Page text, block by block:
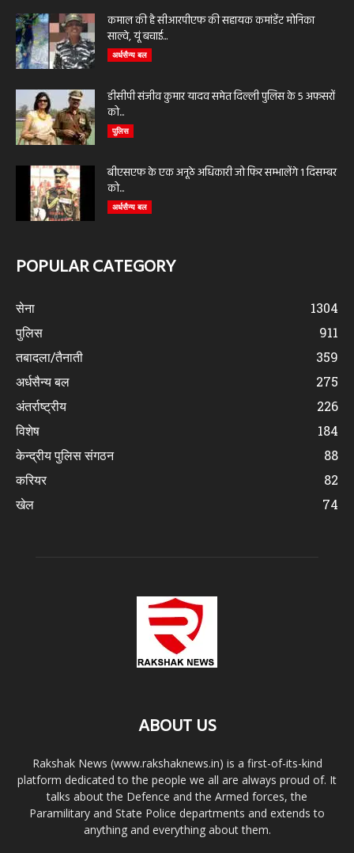
कमाल की है सीआरपीएफ की सहायक कमांडेंट मोनिका
साल्वे, यूं बचाई...
अर्धसैन्य बल
डीसीपी संजीव कुमार यादव समेत दिल्ली पुलिस के 5 अफसरों
को...
पुलिस
बीएसएफ के एक अनूठे अधिकारी जो फिर सम्भालेंगे 1 दिसम्बर
को...
अर्धसैन्य बल
POPULAR CATEGORY
सेना
1304
पुलिस
911
तबादला/तैनाती
359
अर्धसैन्य बल
275
अंतर्राष्ट्रीय
226
विशेष
184
केन्द्रीय पुलिस संगठन
88
करियर
82
खेल
74
ABOUT US
Rakshak News (www.rakshaknews.in) is a first-of-its-kind
platform dedicated to the people we all are always proud of. It
talks about the Defence and the Armed forces, the
Paramilitary and State Police departments and extends to
anything and everything about them.